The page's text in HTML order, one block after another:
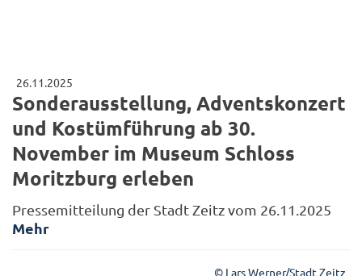
26.11.2025
Sonderausstellung, Adventskonzert
und Kostümführung ab 30.
November im Museum Schloss
Moritzburg erleben
Pressemitteilung der Stadt Zeitz vom 26.11.2025
Mehr
© Lars Werner/Stadt Zeitz